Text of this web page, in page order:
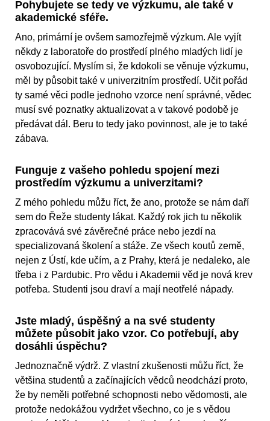
Pohybujete se tedy ve výzkumu, ale také v
akademické sféře.
Ano, primární je ovšem samozřejmě výzkum. Ale vyjít
někdy z laboratoře do prostředí plného mladých lidí je
osvobozující. Myslím si, že kdokoli se věnuje výzkumu,
měl by působit také v univerzitním prostředí. Učit pořád
ty samé věci podle jednoho vzorce není správné, vědec
musí své poznatky aktualizovat a v takové podobě je
předávat dál. Beru to tedy jako povinnost, ale je to také
zábava.
Funguje z vašeho pohledu spojení mezi
prostředím výzkumu a univerzitami?
Z mého pohledu můžu říct, že ano, protože se nám daří
sem do Řeže studenty lákat. Každý rok jich tu několik
zpracovává své závěrečné práce nebo jezdí na
specializovaná školení a stáže. Ze všech koutů země,
nejen z Ústí, kde učím, a z Prahy, která je nedaleko, ale
třeba i z Pardubic. Pro vědu i Akademii věd je nová krev
potřeba. Studenti jsou draví a mají neotřelé nápady.
Jste mladý, úspěšný a na své studenty
můžete působit jako vzor. Co potřebují, aby
dosáhli úspěchu?
Jednoznačně výdrž. Z vlastní zkušenosti můžu říct, že
většina studentů a začínajících vědců neodchází proto,
že by neměli potřebné schopnosti nebo vědomosti, ale
protože nedokážou vydržet všechno, co je s vědou